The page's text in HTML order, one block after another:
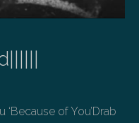
of You’Drab